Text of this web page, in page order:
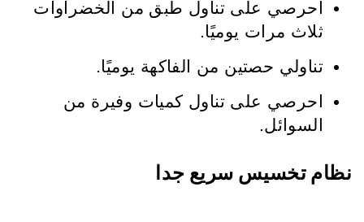
احرصي على تناول طبق من الخضراوات
ثلاث مرات يوميًا.
تناولي حصتين من الفاكهة يوميًا.
احرصي على تناول كميات وفيرة من
السوائل.
نظام تخسيس سريع جدا